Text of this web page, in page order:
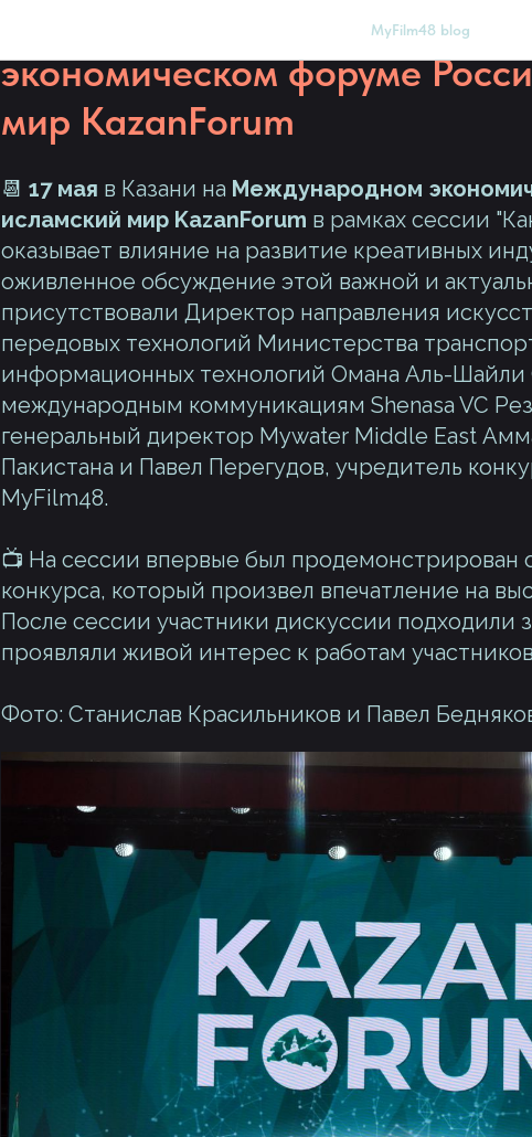
MyFilm48 blog
Основатель MyFilm48 на
экономическом форуме
мир KazanForum
📆 17 мая в Казани на Международном
исламский мир KazanForum в рамках сессии
оказывает влияние на развитие креативных
оживленное обсуждение этой важной и
присутствовали Директор направления
передовых технологий Министерства
информационных технологий Омана Аль-Шайли
международным коммуникациям Shenasa VC
генеральный директор Mywater Middle East
Пакистана и Павел Перегудов, учредитель
MyFilm48.
📺 На сессии впервые был продемонстрирован
конкурса, который произвел впечатление на
После сессии участники дискуссии подходили
проявляли живой интерес к работам
Фото: Станислав Красильников и Павел